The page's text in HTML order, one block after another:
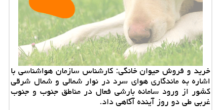
خرید و فروش حیوان خانگی: كارشناس سازمان هواشناسی با
اشاره به ماندگاری هوای سرد در نوار شمالی و شمال شرقی
كشور از ورود سامانه بارشی فعال در مناطق جنوب و جنوب
غربی طی دو روز آینده آگاهی داد.